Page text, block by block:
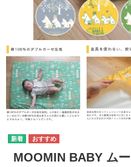
MOOMIN BABY ム